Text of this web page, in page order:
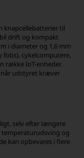
knapcellebatterier til
drift og kompakt
i diameter og 1,6 mm
fobs), cykelcomputere,
række IoT-enheder.
når udstyret kræver
selv efter længere
og
kan opbevares i flere